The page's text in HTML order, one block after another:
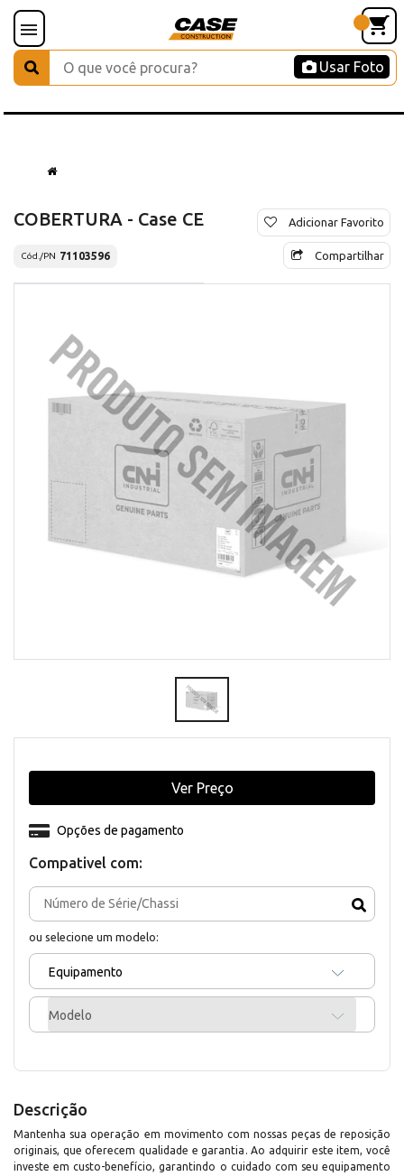
Usar Foto
COBERTURA - Case CE
Cód./PN 71103596
Adicionar Favorito
Compartilhar
Compativel com:
ou selecione um modelo:
Equipamento
Modelo
Opções de pagamento
Ver Preço
Descrição
Mantenha sua operação em movimento com nossas peças de reposição
originais, que oferecem qualidade e garantia. Ao adquirir este item, você
investe em custo-benefício, garantindo o cuidado com seu equipamento